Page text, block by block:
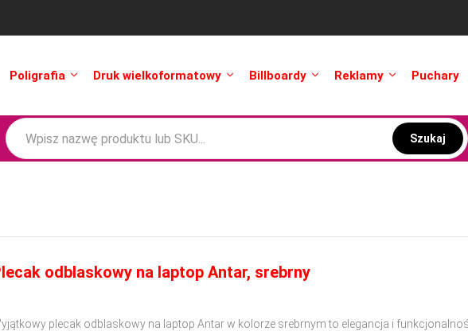
Poligrafia Druk wielkoformatowy Billboardy Reklamy Puchary
Szukaj
odblaskowy na laptop Antar, srebrny
plecak odblaskowy na laptop Antar w kolorze srebrnym to elegancja i